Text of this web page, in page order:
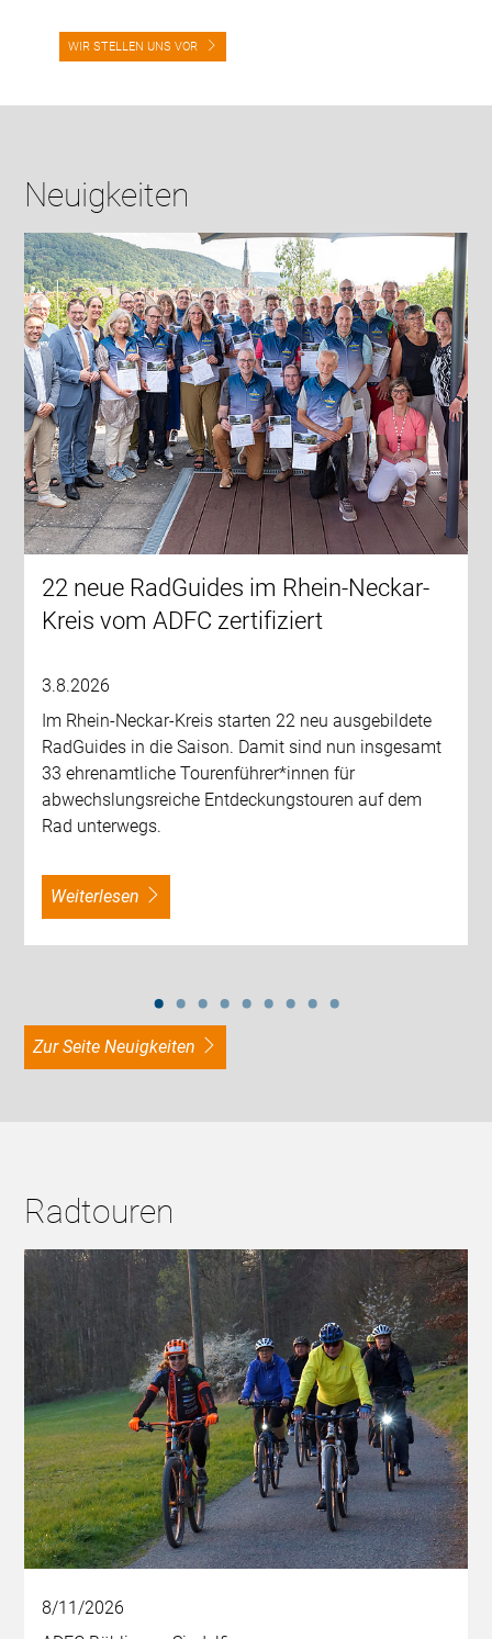
WIR STELLEN UNS VOR
Neuigkeiten
22 neue RadGuides im Rhein-Neckar-
Kreis vom ADFC zertifiziert
3.8.2026
Im Rhein-Neckar-Kreis starten 22 neu ausgebildete
RadGuides in die Saison. Damit sind nun insgesamt
33 ehrenamtliche Tourenführer*innen für
abwechslungsreiche Entdeckungstouren auf dem
Rad unterwegs.
weiterlesen
zur Seite Neuigkeiten
Radtouren
8/11/2026